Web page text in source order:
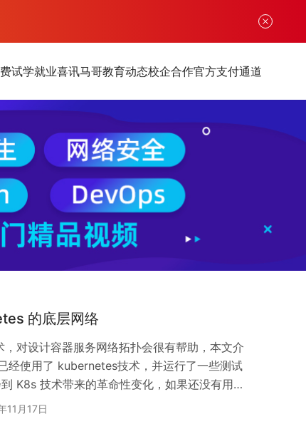
试学就业喜讯马哥教育动态校企合作官方支付通道
的底层网络
对设计容器服务网络拓扑会很有帮助，本文介
经使用了 kubernetes技术，并运行了一些测试
K8s 技术带来的革命性变化，如果还没有用
竟这是技术趋势。 目前尽管已经有很多工具可
11月17日